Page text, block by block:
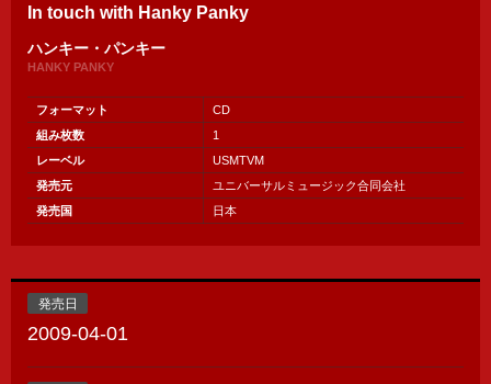
In touch with Hanky Panky
ハンキー・パンキー
HANKY PANKY
フォーマット
CD
組み枚数
1
レーベル
USMTVM
発売元
ユニバーサルミュージック合同会社
発売国
日本
発売日
2009-04-01